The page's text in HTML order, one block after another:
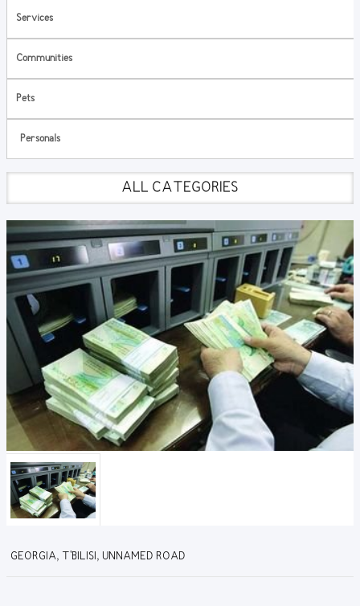
Services
Communities
Pets
Personals
ALL CATEGORIES
GEORGIA, T'BILISI, UNNAMED ROAD